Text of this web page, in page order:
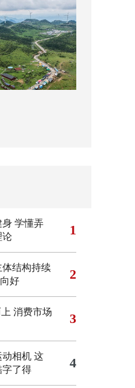
身 学懂弄
论
1
体结构持续
好 2
消费市场
3
动相机 这
字了得
4